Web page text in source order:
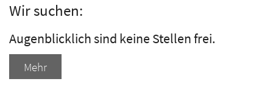
Wir suchen:
Augenblicklich sind keine Stellen frei.
Mehr